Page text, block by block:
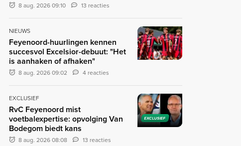
8 aug. 2026 09:10 13 reacties
NIEUWS
Feyenoord-huurlingen kennen
succesvol Excelsior-debuut: "Het
is aanhaken of afhaken"
8 aug. 2026 09:02 4 reacties
EXCLUSIEF
EXCLUSIEF
RvC Feyenoord mist
voetbalexpertise: opvolging Van
Bodegom biedt kans
8 aug. 2026 08:08 13 reacties